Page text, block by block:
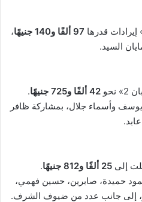
قدرها 97 ألفًا و140 جنيهًا
،
السيد.
42 ألفًا و725 جنيهًا
.
يوسف وأسماء جلال، بمشاركة ظافر
إلى 25 ألفًا و812 جنيهًا
.
حميدة، صابرين، حسين فهمي،
إلى جانب عدد من ضيوف الشرف.